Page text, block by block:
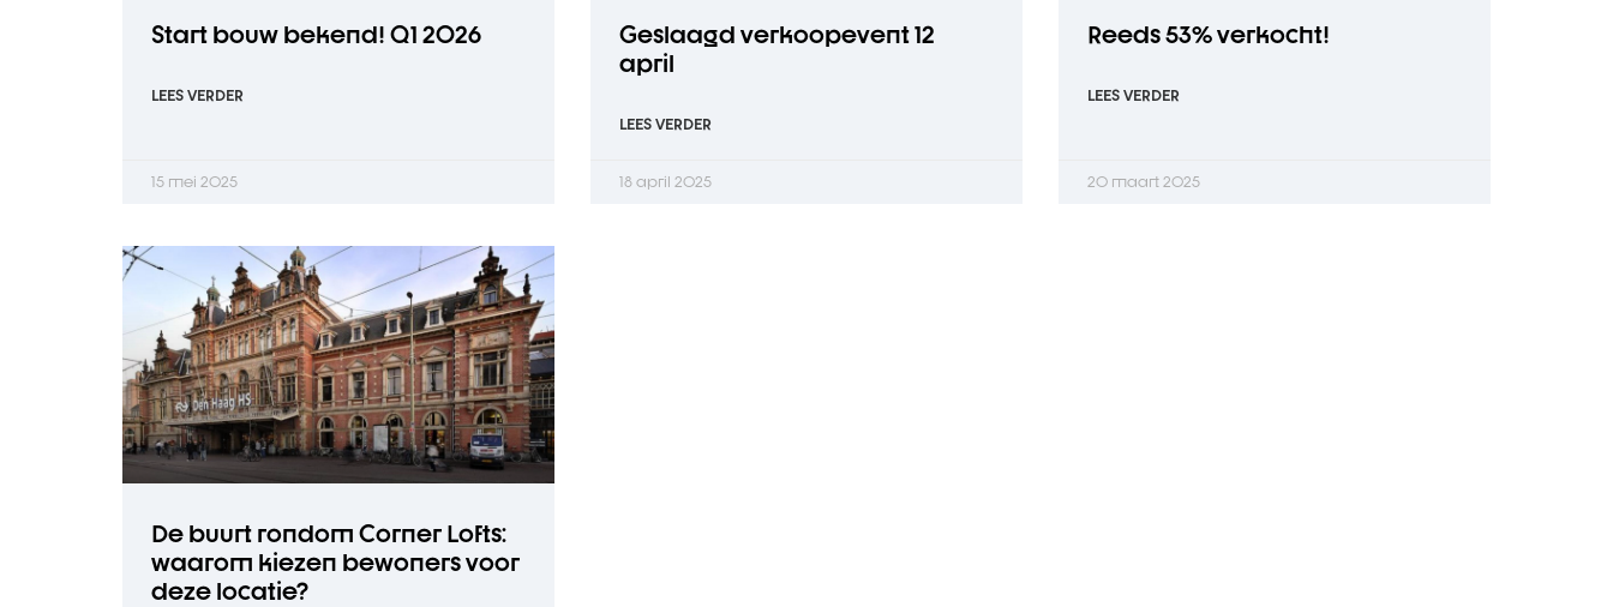
Start bouw bekend! Q1 2026
LEES VERDER
15 mei 2025
Geslaagd verkoopevent 12
april
LEES VERDER
18 april 2025
Reeds 53% verkocht!
LEES VERDER
20 maart 2025
De buurt rondom Corner Lofts:
waarom kiezen bewoners voor
deze locatie?